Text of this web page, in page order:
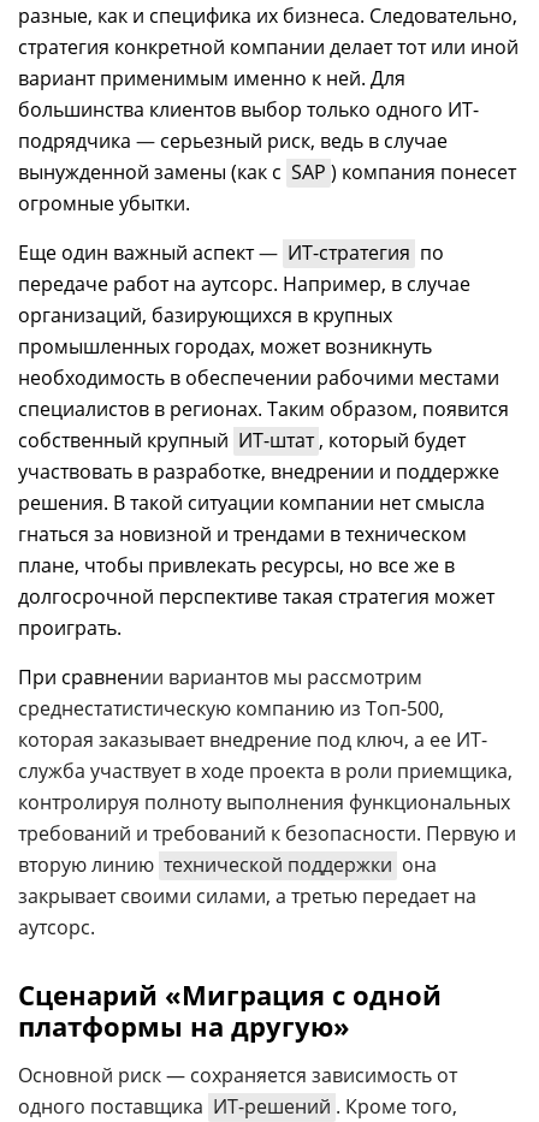
разные, как и специфика их бизнеса. Следовательно,
стратегия конкретной компании делает тот или иной
вариант применимым именно к ней. Для
большинства клиентов выбор только одного ИТ-
подрядчика — серьезный риск, ведь в случае
вынужденной замены (как с SAP ) компания понесет
огромные убытки.
Еще один важный аспект— ИТ-стратегия по
передаче работ на аутсорс. Например, в случае
организаций, базирующихся в крупных
промышленных городах, может возникнуть
необходимость в обеспечении рабочими местами
специалистов в регионах. Таким образом, появится
собственный крупный ИТ-штат , который будет
участвовать в разработке, внедрении и поддержке
решения. В такой ситуации компании нет смысла
гнаться за новизной и трендами в техническом
плане, чтобы привлекать ресурсы, но все же в
долгосрочной перспективе такая стратегия может
проиграть.
При сравнении вариантов мы рассмотрим
среднестатистическую компанию из Топ-500,
которая заказывает внедрение под ключ, а ее ИТ-
служба участвует в ходе проекта в роли приемщика,
контролируя полноту выполнения функциональных
требований и требований к безопасности. Первую и
вторую линию технической поддержки она
закрывает своими силами, а третью передает на
аутсорс.
Сценарий «Миграция с одной
платформы на другую»
Основной риск— сохраняется зависимость от
одного поставщика ИТ-решений . Кроме того,